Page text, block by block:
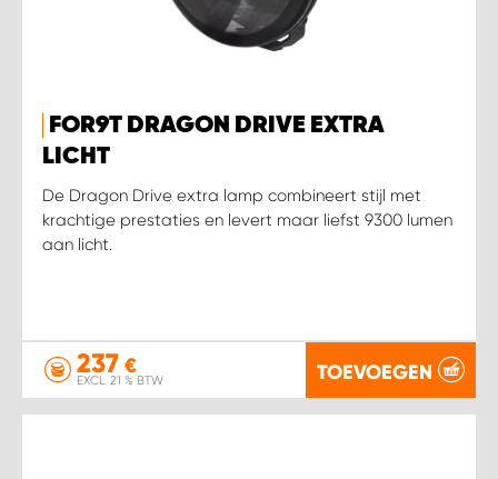
FOR9T DRAGON DRIVE EXTRA
LICHT
De Dragon Drive extra lamp combineert stijl met
krachtige prestaties en levert maar liefst 9300 lumen
aan licht.
237 €
EXCL. 21 % BTW TOEVOEGEN